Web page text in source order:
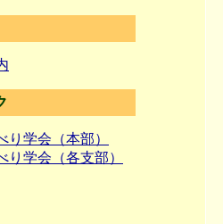
り学会（本部）
り学会（各支部）